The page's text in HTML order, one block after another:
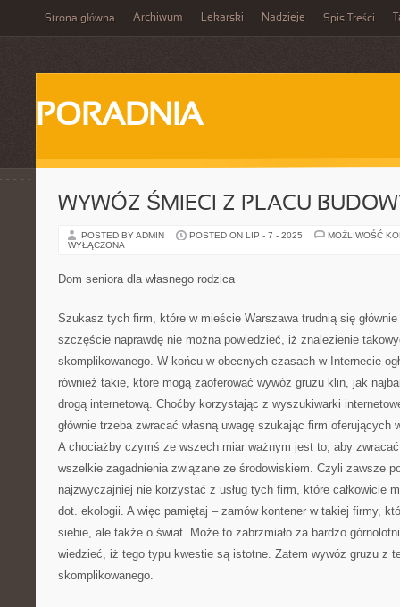
Strona główna Archiwum Lekarski Nadzieje Spis Treści
PORADNIA
WYWÓZ ŚMIECI Z PLACU
POSTED BY ADMIN POSTED ON LIP - 7 - 2025
MOŻLIWOŚĆ
WYŁĄCZONA
Dom seniora dla własnego rodzica
Szukasz tych firm, które w mieście Warszawa trudnią się
szczęście naprawdę nie można powiedzieć, iż znalezienie
skomplikowanego. W końcu w obecnych czasach w Internecie
również takie, które mogą zaoferować wywóz gruzu klin, jak
drogą internetową. Choćby korzystając z wyszukiwarki
głównie trzeba zwracać własną uwagę szukając firm oferujących
A chociażby czymś ze wszech miar ważnym jest to, aby
wszelkie zagadnienia związane ze środowiskiem. Czyli zawsze
najzwyczajniej nie korzystać z usług tych firm, które całkowicie
dot. ekologii. A więc pamiętaj – zamów kontener w takiej firmy,
siebie, ale także o świat. Może to zabrzmiało za bardzo
wiedzieć, iż tego typu kwestie są istotne. Zatem wywóz gruzu z
skomplikowanego.